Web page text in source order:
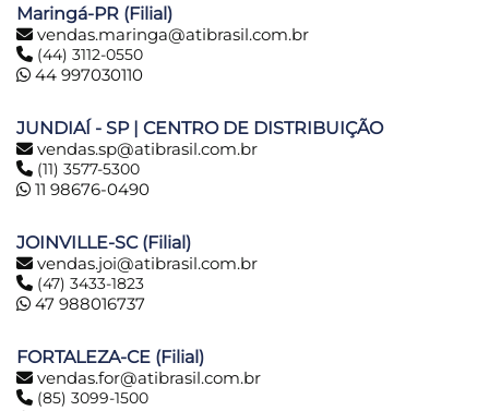
Maringá-PR (Filial)
vendas.maringa@atibrasil.com.br
(44) 3112-0550
44 997030110
JUNDIAÍ - SP | CENTRO DE DISTRIBUIÇÃO
vendas.sp@atibrasil.com.br
(11) 3577-5300
11 98676-0490
JOINVILLE-SC (Filial)
vendas.joi@atibrasil.com.br
(47) 3433-1823
47 988016737
FORTALEZA-CE (Filial)
vendas.for@atibrasil.com.br
(85) 3099-1500